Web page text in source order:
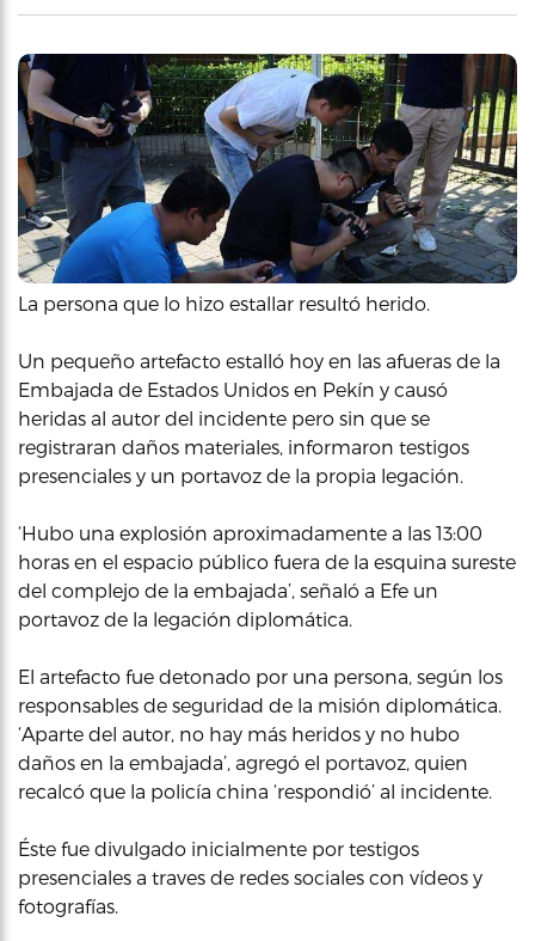
La persona que lo hizo estallar resultó herido.
Un pequeño artefacto estalló hoy en las afueras de la
Embajada de Estados Unidos en Pekín y causó
heridas al autor del incidente pero sin que se
registraran daños materiales, informaron testigos
presenciales y un portavoz de la propia legación.
‘Hubo una explosión aproximadamente a las 13:00
horas en el espacio público fuera de la esquina sureste
del complejo de la embajada’, señaló a Efe un
portavoz de la legación diplomática.
El artefacto fue detonado por una persona, según los
responsables de seguridad de la misión diplomática.
‘Aparte del autor, no hay más heridos y no hubo
daños en la embajada’, agregó el portavoz, quien
recalcó que la policía china ‘respondió’ al incidente.
Éste fue divulgado inicialmente por testigos
presenciales a traves de redes sociales con vídeos y
fotografías.